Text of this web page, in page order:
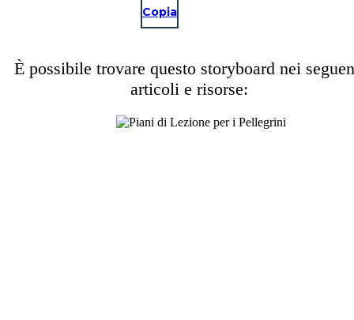
Copia
È possibile trovare questo storyboard nei
articoli e risorse: